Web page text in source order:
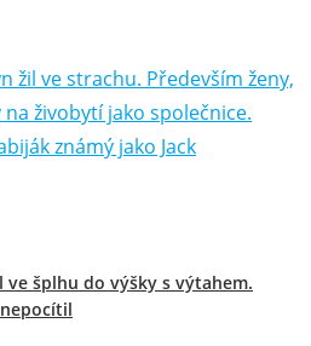
žil ve strachu. Především ženy,
živobytí jako společnice.
známý jako Jack
ve šplhu do výšky s výtahem.